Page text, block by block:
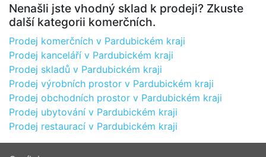
Nenašli jste vhodný sklad k prodeji? Zkuste
další kategorii komerčních.
Prodej komerčních v Pardubickém kraji
Prodej kanceláří v Pardubickém kraji
Prodej skladů v Pardubickém kraji
Prodej výrobních prostor v Pardubickém kraji
Prodej obchodních prostor v Pardubickém kraji
Prodej ubytování v Pardubickém kraji
Prodej restaurací v Pardubickém kraji